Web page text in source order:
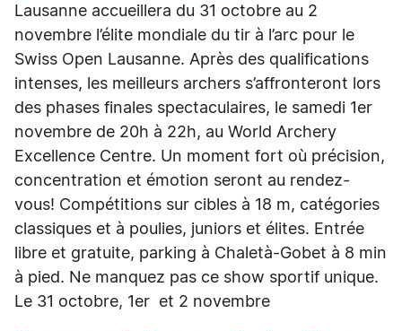
Lausanne accueillera du 31 octobre au 2
novembre l’élite mondiale du tir à l’arc pour le
Swiss Open Lausanne. Après des qualifications
intenses, les meilleurs archers s’affronteront lors
des phases finales spectaculaires, le samedi 1er
novembre de 20h à 22h, au World Archery
Excellence Centre. Un moment fort où précision,
concentration et émotion seront au rendez-
vous! Compétitions sur cibles à 18 m, catégories
classiques et à poulies, juniors et élites. Entrée
libre et gratuite, parking à Chaletà-Gobet à 8 min
à pied. Ne manquez pas ce show sportif unique.
Le 31 octobre, 1er et 2 novembre